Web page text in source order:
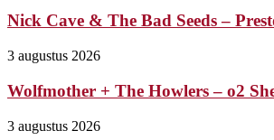
Nick Cave & The Bad Seeds –
3 augustus 2026
Wolfmother + The Howlers – o2
3 augustus 2026